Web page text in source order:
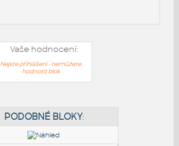
Vaše hodnocení:
Nejste přihlášeni - nemůžete
hodnotit blok